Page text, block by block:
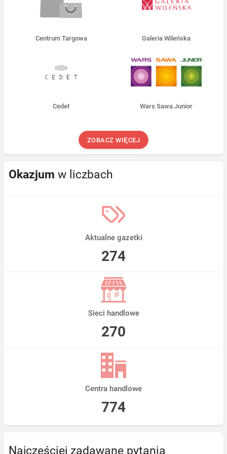
Centrum Targowa Galeria Wileńska
Cedet Wars Sawa Junior
ZOBACZ WIĘCEJ
Okazjum w liczbach
Aktualne gazetki
274
Sieci handlowe
270
Centra handlowe
774
Najczęściej zadawane pytania